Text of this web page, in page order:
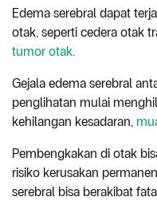
Edema serebral dapat
otak, seperti cedera otak
tumor otak.
Gejala edema serebral
penglihatan mulai
kehilangan kesadaran,
Pembengkakan di otak
risiko kerusakan
serebral bisa berakibat